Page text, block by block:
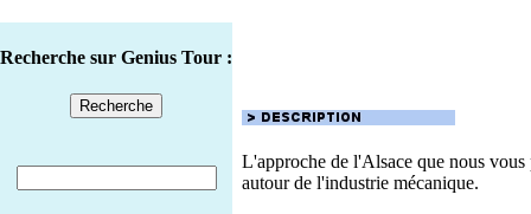
Recherche sur Genius Tour :
L'approche de l'Alsace que nous vous
autour de l'industrie mécanique.